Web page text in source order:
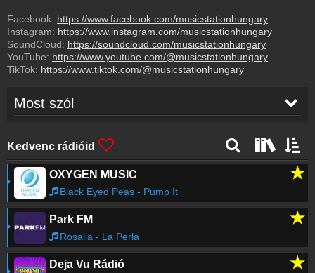
Facebook: https://www.facebook.com/musicstationhungary
Instagram: https://www.instagram.com/musicstationhungary
SoundCloud: https://soundcloud.com/musicstationhungary
YouTube: https://www.youtube.com/@musicstationhungary
TikTok: https://www.tiktok.com/@musicstationhungary
Most szól
Kedvenc rádióid
OXYGEN MUSIC ★
Black Eyed Peas - Pump It
Park FM ★
Rosalia - La Perla
Deja Vu Rádió ★